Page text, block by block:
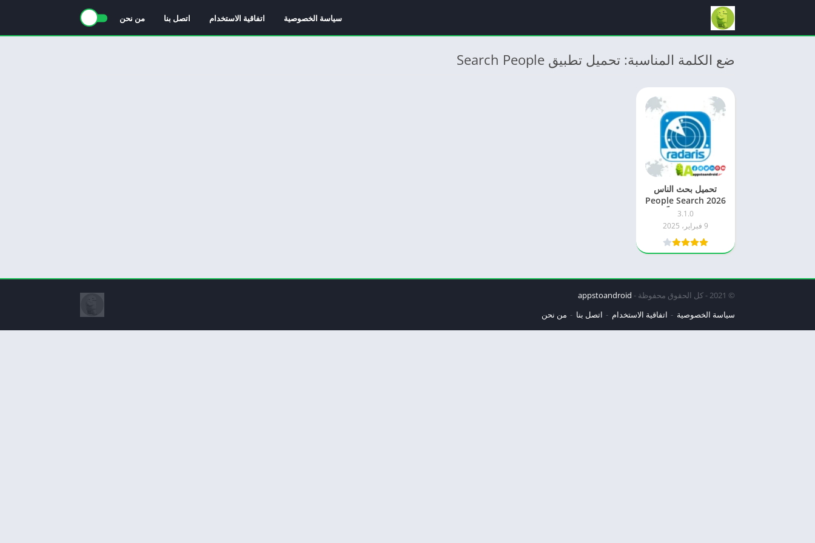
سياسة الخصوصية اتفاقية الاستخدام اتصل بنا من نحن
ضع الكلمة المناسبة: تحميل تطبيق Search People
تحميل بحث الناس
2026 People Search
للاندرويد
3.1.0
9 فبراير، 2025
© 2021 - كل الحقوق محفوظة -
appstoandroid
سياسة الخصوصية
اتفاقية الاستخدام اتصل بنا من نحن